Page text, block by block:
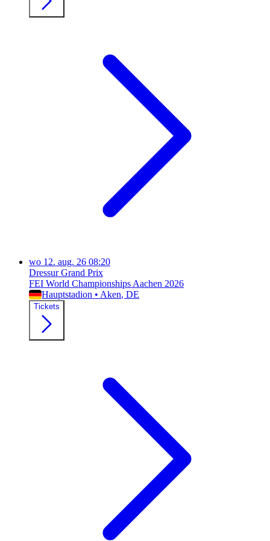
wo 12. aug. 26 08:20
Dressur Grand Prix
FEI World Championships Aachen 2026
Hauptstadion • Aken, DE
Tickets